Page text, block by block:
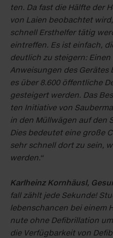
ten. Da fast die Hälf­te der
von Lai­en be­ob­ach­tet
schnell Erst­hel­fer tä­tig
ein­tref­fen. Es ist ein­fach,
deut­lich zu stei­gern:
An­wei­sun­gen des
es über 8.600 öf­fent­li­che
ge­stei­gert wer­den. Das
ten In­itia­ti­ve von
in den Müll­wä­gen auf den
Dies be­deu­tet ei­ne gro­ße
sehr schnell dort zu sein,
wer­den.“
Karl­heinz Korn­häusl,
fall zählt je­de Se­kun­de!
le­bens­chan­cen bei ei­nem
nu­te oh­ne De­fi­bril­la­ti­on
die Ver­füg­bar­keit von